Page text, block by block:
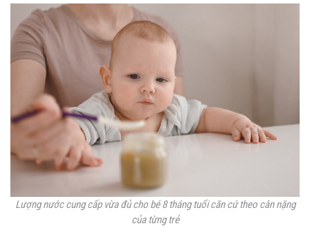
Lượng nước cung cấp vừa đủ cho bé 8 tháng tuổi căn cứ theo cân nặng
của từng trẻ